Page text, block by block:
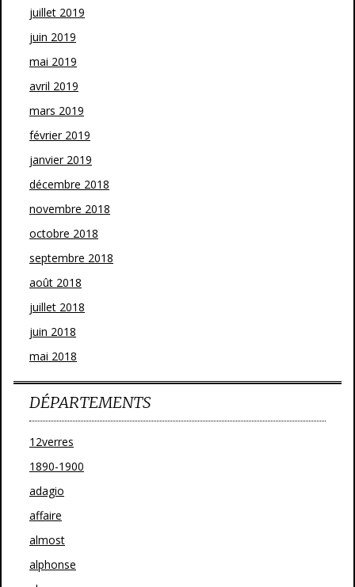
juillet 2019
juin 2019
mai 2019
avril 2019
mars 2019
février 2019
janvier 2019
décembre 2018
novembre 2018
octobre 2018
septembre 2018
août 2018
juillet 2018
juin 2018
mai 2018
DÉPARTEMENTS
12verres
1890-1900
adagio
affaire
almost
alphonse